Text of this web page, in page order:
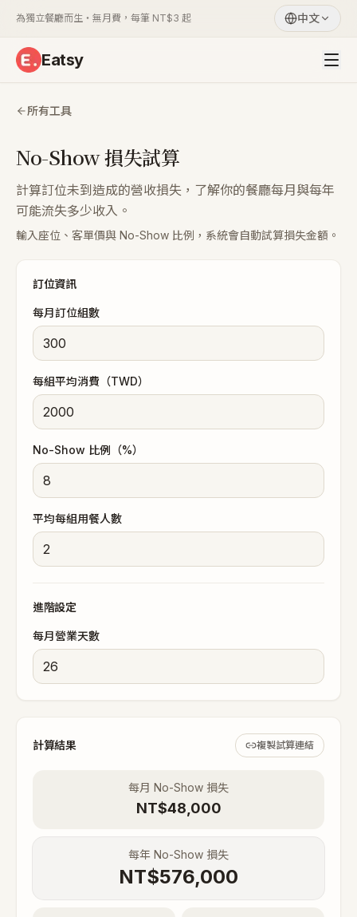
為獨立餐廳而生・無月費，每筆 NT$3 起 中文
Eatsy
所有工具
No-Show 損失試算
計算訂位未到造成的營收損失，了解你的餐廳每月與每年
可能流失多少收入。
輸入座位、客單價與 No-Show 比例，系統會自動試算損失金額。
訂位資訊
每月訂位組數
每組平均消費（TWD）
No-Show 比例（%）
平均每組用餐人數
進階設定
每月營業天數
計算結果 複製試算連結
每月 No-Show 損失
NT$48,000
每年 No-Show 損失
NT$576,000